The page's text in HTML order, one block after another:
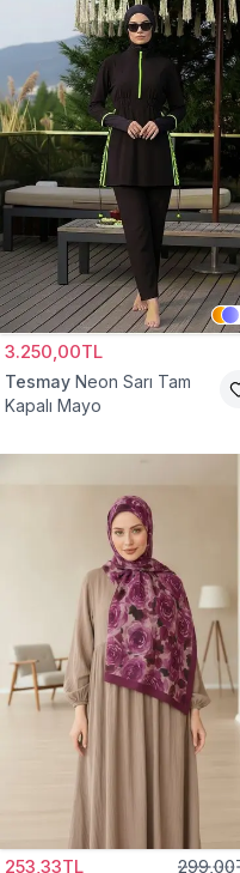
3.250,00TL
Tesmay Neon Sarı Tam
Kapalı Mayo
253,33TL